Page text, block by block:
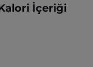
İçeriği